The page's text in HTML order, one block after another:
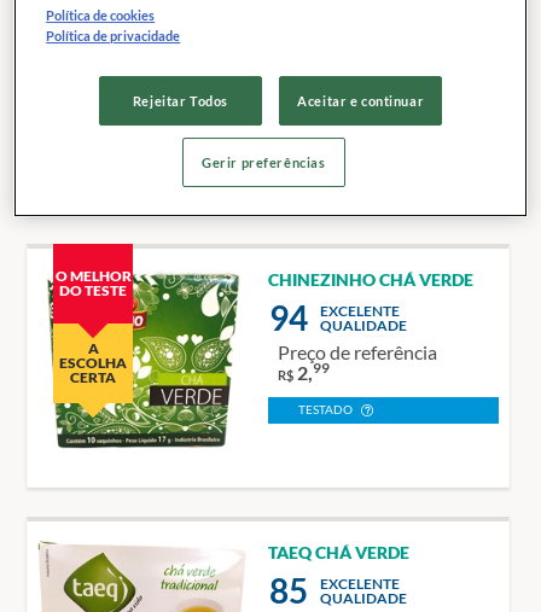
Preço de referência
3,45
TESTADO
O MELHOR
DO TESTE
A
ESCOLHA
CERTA
CHINEZINHO CHÁ VERDE
94
EXCELENTE
QUALIDADE
Preço de referência
R$ 2,99
TESTADO
TAEQ CHÁ VERDE
85
EXCELENTE
QUALIDADE
Política de cookies
Política de privacidade
Rejeitar Todos Aceitar e continuar
Gerir preferências